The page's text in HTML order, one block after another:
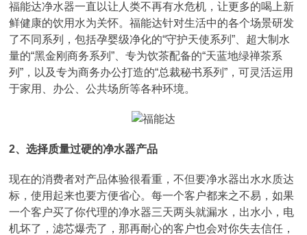
福能达净水器一直以让人类不再有水危机，让更多的喝上新
鲜健康的饮用水为关怀。福能达针对生活中的各个场景研发
了不同系列，包括孕婴级净化的“守护天使系列”、超大制水
量的“黑金刚商务系列”、专为饮茶配备的“天蓝地绿禅茶系
列”，以及专为商务办公打造的“总裁秘书系列”，可灵活运用
于家用、办公、公共场所等各种环境。
2、选择质量过硬的净水器产品
现在的消费者对产品体验很看重，不但要净水器出水水质达
标，使用起来也要方便省心。每一个客户都来之不易，如果
一个客户买了你代理的净水器三天两头就漏水，出水小，电
机坏了，滤芯爆壳了，那再耐心的客户也会对你失去信任，